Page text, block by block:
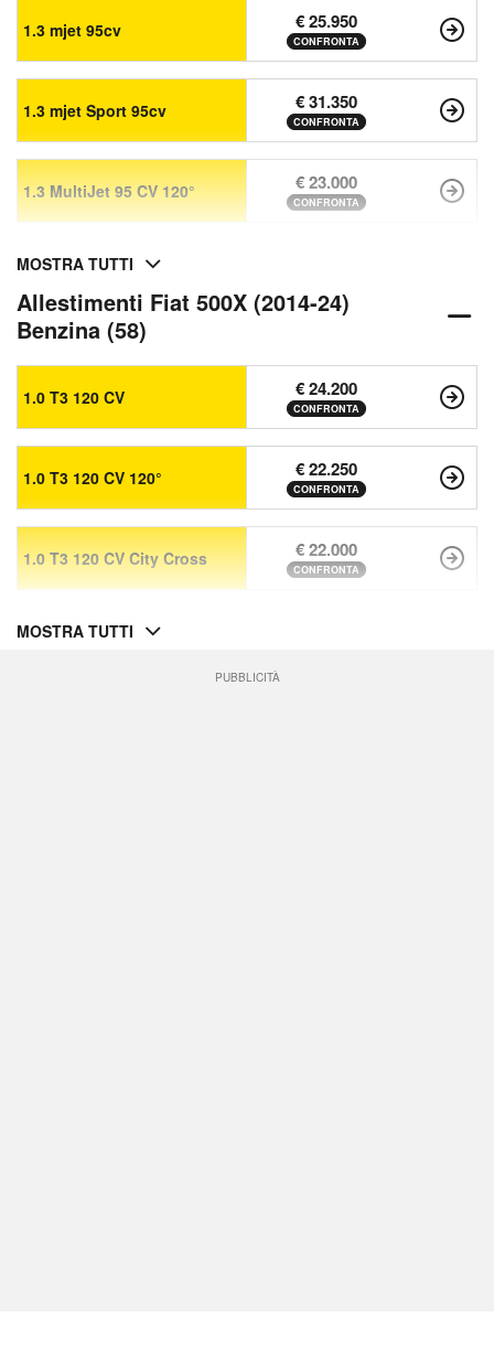
1.3 mjet 95cv € 25.950
CONFRONTA
1.3 mjet Sport 95cv € 31.350
CONFRONTA
1.3 MultiJet 95 CV 120° € 23.000
CONFRONTA
MOSTRA TUTTI
Allestimenti Fiat 500X (2014-24)
Benzina (58)
1.0 T3 120 CV € 24.200
CONFRONTA
1.0 T3 120 CV 120° € 22.250
CONFRONTA
1.0 T3 120 CV City Cross € 22.000
CONFRONTA
MOSTRA TUTTI
PUBBLICITÀ